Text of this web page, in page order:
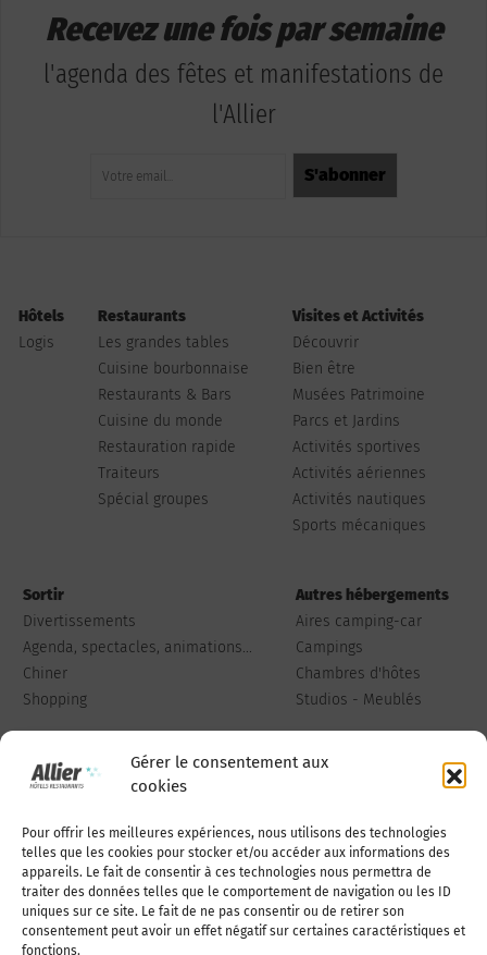
Gérer le consentement aux
cookies
Pour offrir les meilleures expériences, nous utilisons des technologies
telles que les cookies pour stocker et/ou accéder aux informations des
appareils. Le fait de consentir à ces technologies nous permettra de
traiter des données telles que le comportement de navigation ou les ID
uniques sur ce site. Le fait de ne pas consentir ou de retirer son
consentement peut avoir un effet négatif sur certaines caractéristiques et
fonctions.
Recevez une fois par semaine
l'agenda des fêtes et manifestations de
l'Allier
Hôtels
Logis
Restaurants
Les grandes tables
Cuisine bourbonnaise
Restaurants & Bars
Cuisine du monde
Restauration rapide
Traiteurs
Spécial groupes
Visites et Activités
Découvrir
Bien être
Musées Patrimoine
Parcs et Jardins
Activités sportives
Activités aériennes
Activités nautiques
Sports mécaniques
Sortir
Divertissements
Agenda, spectacles, animations...
Chiner
Shopping
Autres hébergements
Aires camping-car
Campings
Chambres d'hôtes
Studios - Meublés
Qui sommes-nous Publiez votre annonce
Adhérer à l’association Nous contacter